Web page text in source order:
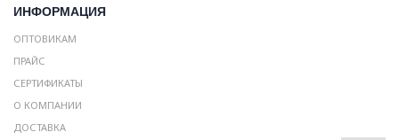
ИНФОРМАЦИЯ
ОПТОВИКАМ
ПРАЙС
СЕРТИФИКАТЫ
О КОМПАНИИ
ДОСТАВКА